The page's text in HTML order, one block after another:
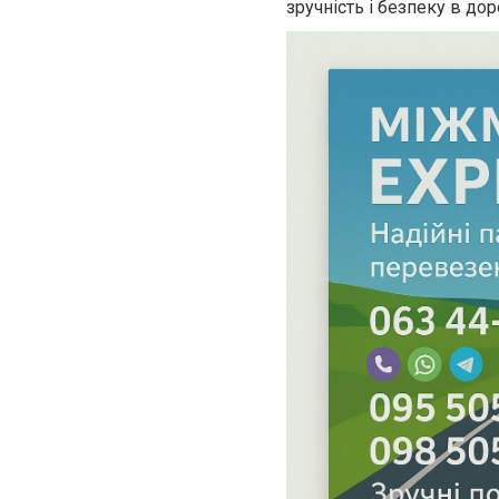
зручність і безпеку в